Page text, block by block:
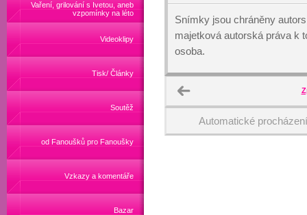
Vaření, grilování s Ivetou, aneb
vzpomínky na léto
Videoklipy
Tisk/ Články
Soutěž
od Fanoušků pro Fanoušky
Vzkazy a komentáře
Bazar
Snímky jsou chráněny
majetková autorská práva k
osoba.
Automatické